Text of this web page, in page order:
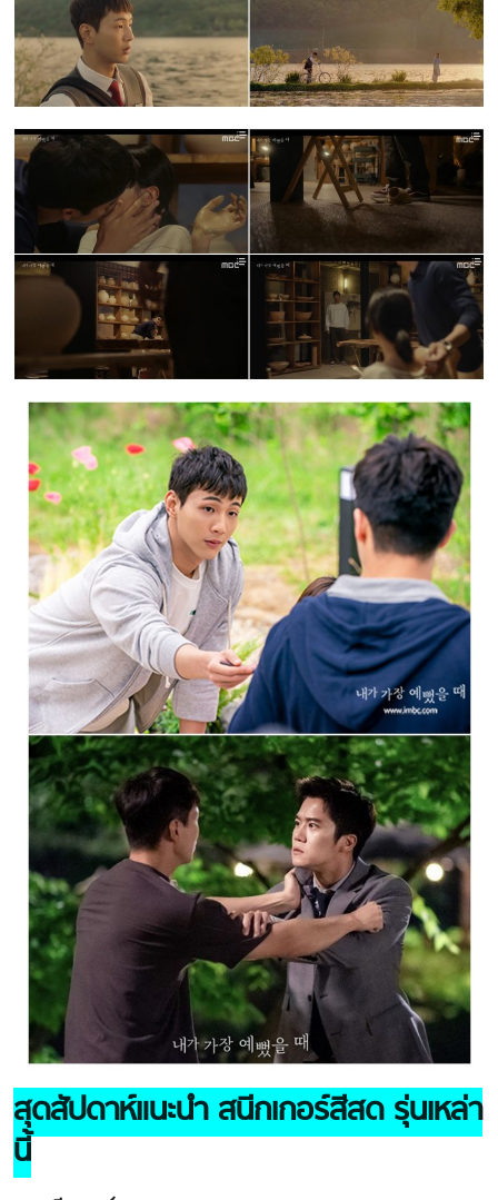
สุดสัปดาห์แนะนำ สนีกเกอร์สีสด รุ่นเหล่า
นี้